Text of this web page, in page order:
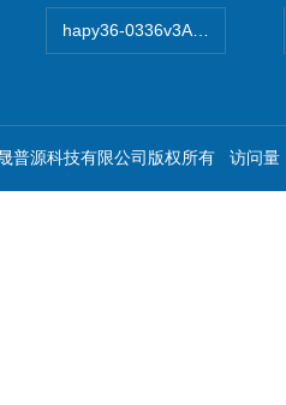
hapy36-0336v3A高精度小型
普源科技有限公司版权所有 访问量